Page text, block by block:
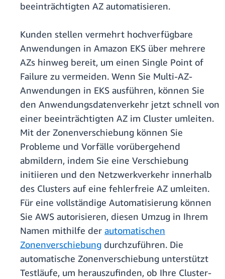
beeinträchtigten AZ automatisieren.
Kunden stellen vermehrt hochverfügbare
Anwendungen in Amazon EKS über mehrere
AZs hinweg bereit, um einen Single Point of
Failure zu vermeiden. Wenn Sie Multi-AZ-
Anwendungen in EKS ausführen, können Sie
den Anwendungsdatenverkehr jetzt schnell von
einer beeinträchtigten AZ im Cluster umleiten.
Mit der Zonenverschiebung können Sie
Probleme und Vorfälle vorübergehend
abmildern, indem Sie eine Verschiebung
initiieren und den Netzwerkverkehr innerhalb
des Clusters auf eine fehlerfreie AZ umleiten.
Für eine vollständige Automatisierung können
Sie AWS autorisieren, diesen Umzug in Ihrem
Namen mithilfe der automatischen
Zonenverschiebung durchzuführen. Die
automatische Zonenverschiebung unterstützt
Testläufe, um herauszufinden, ob Ihre Cluster-